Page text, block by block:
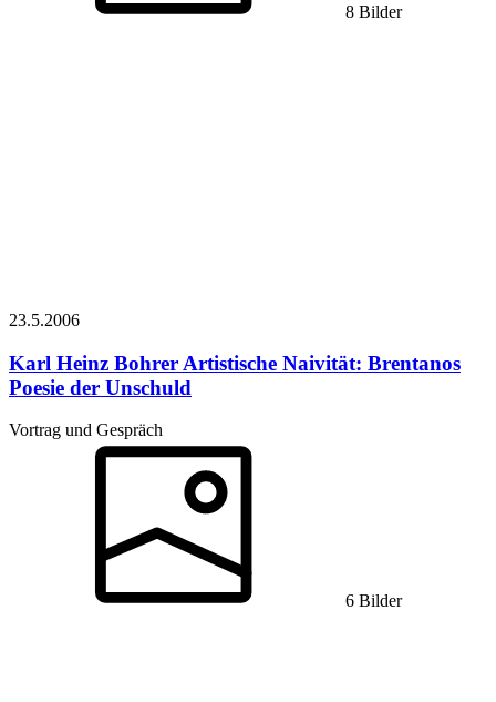
8 Bilder
23.5.2006
Karl Heinz Bohrer Artistische Naivität: Brentanos
Poesie der Unschuld
Vortrag und Gespräch
6 Bilder